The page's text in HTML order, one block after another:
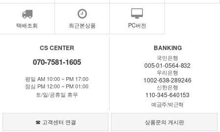
택배조회 최근본상품 PC버전
CS CENTER
070-7581-1605
평일 AM 10:00 ~ PM 17:00
점심 PM 12:00 ~ PM 01:00
토/일/공휴일 휴무
BANKING
국민은행
005-01-0564-832
우리은행
1002-638-289246
신한은행
110-345-640153
예금주:박근혁
☎ 고객센터 연결 상품문의 게시판